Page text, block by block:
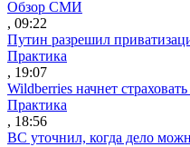
Обзор СМИ
, 09:22
Путин разрешил
Практика
, 19:07
Wildberries начнет
Практика
, 18:56
ВС уточнил, когда дело